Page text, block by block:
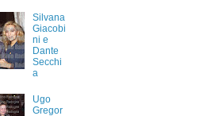
Silvana
Giacobi
ni e
Dante
Secchi
a
Ugo
Gregor